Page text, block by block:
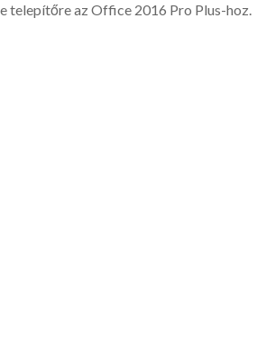
telepítőre az Office 2016 Pro Plus-hoz.